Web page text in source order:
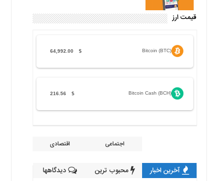
قیمت ارز
Bitcoin (BTC)
$
64,992.00
Bitcoin Cash (BCH)
$
216.56
اجتماعی اقتصادی
آخرین اخبار محبوب ترین دیدگاهها